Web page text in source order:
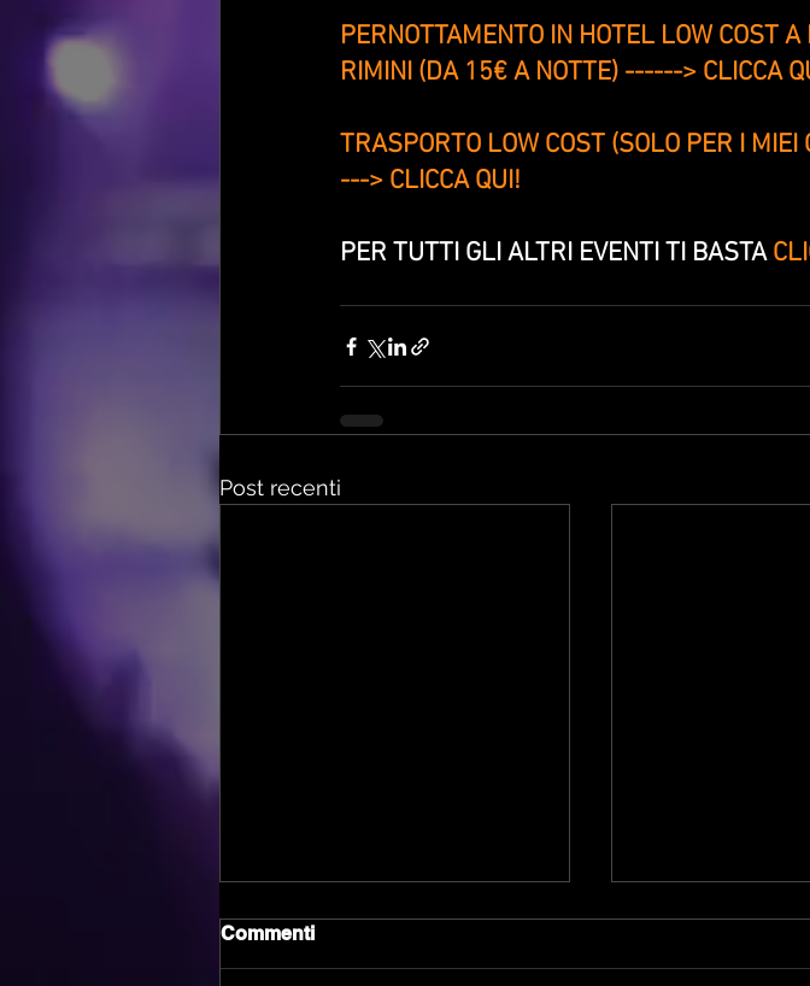
PERNOTTAMENTO IN HOTEL LOW COST
RIMINI (DA 15€ A NOTTE) ------> CLICCA
TRASPORTO LOW COST (SOLO PER I
---> CLICCA QUI!
PER TUTTI GLI ALTRI EVENTI TI BASTA
Post recenti
Commenti